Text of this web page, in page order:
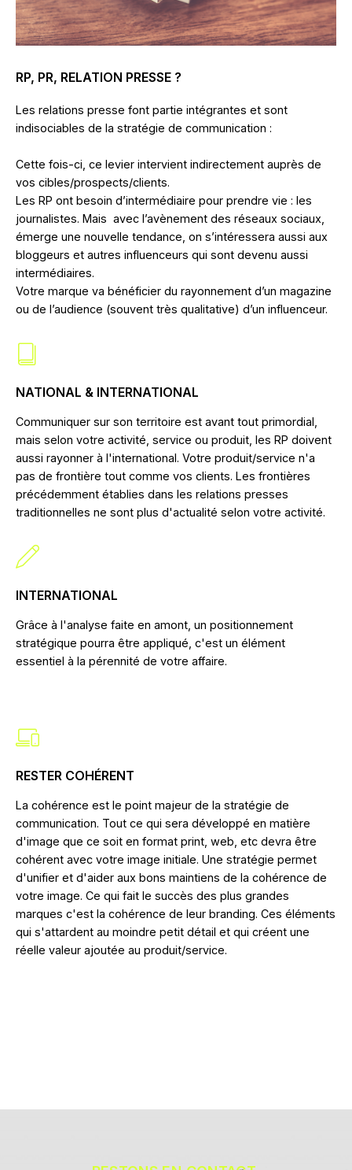
RP, PR, RELATION PRESSE ?
Les relations presse font partie intégrantes et sont
indisociables de la stratégie de communication :
Cette fois-ci, ce levier intervient indirectement auprès de
vos cibles/prospects/clients.
Les RP ont besoin d’intermédiaire pour prendre vie : les
journalistes. Mais avec l’avènement des réseaux sociaux,
émerge une nouvelle tendance, on s’intéressera aussi aux
bloggeurs et autres influenceurs qui sont devenu aussi
intermédiaires.
Votre marque va bénéficier du rayonnement d’un magazine
ou de l’audience (souvent très qualitative) d’un influenceur.
NATIONAL & INTERNATIONAL
Communiquer sur son territoire est avant tout primordial,
mais selon votre activité, service ou produit, les RP doivent
aussi rayonner à l'international. Votre produit/service n'a
pas de frontière tout comme vos clients. Les frontières
précédemment établies dans les relations presses
traditionnelles ne sont plus d'actualité selon votre activité.
INTERNATIONAL
Grâce à l'analyse faite en amont, un positionnement
stratégique pourra être appliqué, c'est un élément
essentiel à la pérennité de votre affaire.
RESTER COHÉRENT
La cohérence est le point majeur de la stratégie de
communication. Tout ce qui sera développé en matière
d'image que ce soit en format print, web, etc devra être
cohérent avec votre image initiale. Une stratégie permet
d'unifier et d'aider aux bons maintiens de la cohérence de
votre image. Ce qui fait le succès des plus grandes
marques c'est la cohérence de leur branding. Ces éléments
qui s'attardent au moindre petit détail et qui créent une
réelle valeur ajoutée au produit/service.